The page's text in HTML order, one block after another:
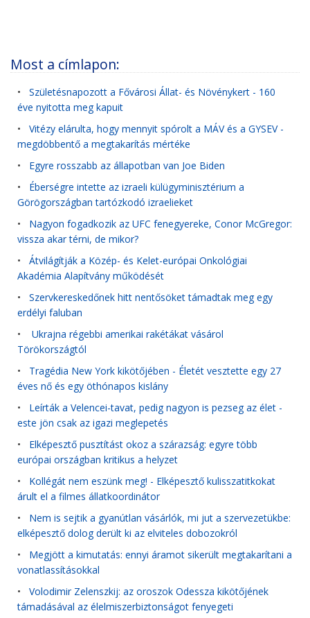
Most a címlapon:
• Születésnapozott a Fővárosi Állat- és Növénykert - 160
éve nyitotta meg kapuit
• Vitézy elárulta, hogy mennyit spórolt a MÁV és a GYSEV -
megdöbbentő a megtakarítás mértéke
• Egyre rosszabb az állapotban van Joe Biden
• Éberségre intette az izraeli külügyminisztérium a
Görögországban tartózkodó izraelieket
• Nagyon fogadkozik az UFC fenegyereke, Conor McGregor:
vissza akar térni, de mikor?
• Átvilágítják a Közép- és Kelet-európai Onkológiai
Akadémia Alapítvány működését
• Szervkereskedőnek hitt nentősöket támadtak meg egy
erdélyi faluban
•
Ukrajna régebbi amerikai rakétákat vásárol
Törökországtól
• Tragédia New York kikötőjében - Életét vesztette egy 27
éves nő és egy öthónapos kislány
• Leírták a Velencei-tavat, pedig nagyon is pezseg az élet -
este jön csak az igazi meglepetés
• Elképesztő pusztítást okoz a szárazság: egyre több
európai országban kritikus a helyzet
• Kollégát nem eszünk meg! - Elképesztő kulisszatitkokat
árult el a filmes állatkoordinátor
• Nem is sejtik a gyanútlan vásárlók, mi jut a szervezetükbe:
elképesztő dolog derült ki az elviteles dobozokról
• Megjött a kimutatás: ennyi áramot sikerült megtakarítani a
vonatlassításokkal
• Volodimir Zelenszkij: az oroszok Odessza kikötőjének
támadásával az élelmiszerbiztonságot fenyegeti